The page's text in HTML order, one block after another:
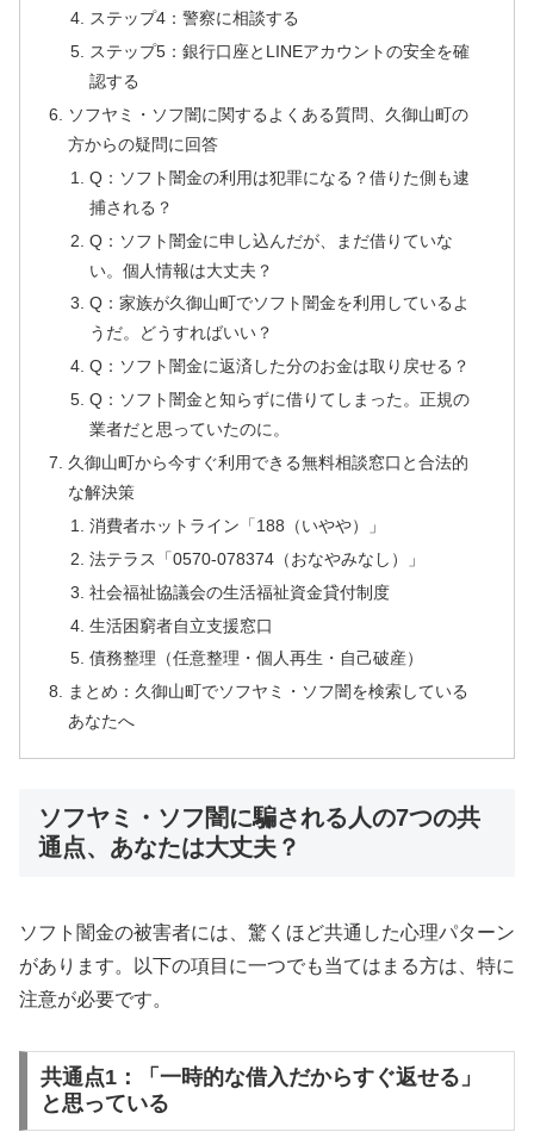
ステップ4：警察に相談する
ステップ5：銀行口座とLINEアカウントの安全を確
認する
ソフヤミ・ソフ闇に関するよくある質問、久御山町の
方からの疑問に回答
Q：ソフト闇金の利用は犯罪になる？借りた側も逮
捕される？
Q：ソフト闇金に申し込んだが、まだ借りていな
い。個人情報は大丈夫？
Q：家族が久御山町でソフト闇金を利用しているよ
うだ。どうすればいい？
Q：ソフト闇金に返済した分のお金は取り戻せる？
Q：ソフト闇金と知らずに借りてしまった。正規の
業者だと思っていたのに。
久御山町から今すぐ利用できる無料相談窓口と合法的
な解決策
消費者ホットライン「188（いやや）」
法テラス「0570-078374（おなやみなし）」
社会福祉協議会の生活福祉資金貸付制度
生活困窮者自立支援窓口
債務整理（任意整理・個人再生・自己破産）
まとめ：久御山町でソフヤミ・ソフ闇を検索している
あなたへ
ソフヤミ・ソフ闇に騙される人の7つの共
通点、あなたは大丈夫？
ソフト闇金の被害者には、驚くほど共通した心理パターン
があります。以下の項目に一つでも当てはまる方は、特に
注意が必要です。
共通点1：「一時的な借入だからすぐ返せる」
と思っている